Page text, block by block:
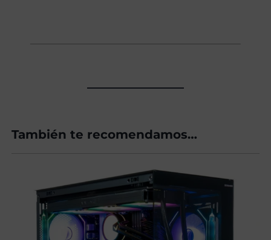
También te recomendamos…